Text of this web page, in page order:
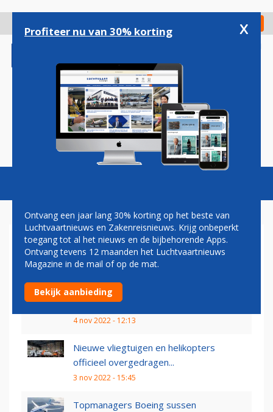
gaan
Check in
Magazine Podcasts Vacatures
ALGEMEEN
PR-momentje: China tekent voor 17
miljard aan Airbus-orders...
4 nov 2022 - 12:13
Nieuwe vliegtuigen en helikopters
officieel overgedragen...
3 nov 2022 - 15:45
Topmanagers Boeing sussen
Profiteer nu van 30% korting x
Ontvang een jaar lang 30% korting op het beste van
Luchtvaartnieuws en Zakenreisnieuws. Krijg onbeperkt
toegang tot al het nieuws en de bijbehorende Apps.
Ontvang tevens 12 maanden het Luchtvaartnieuws
Magazine in de mail of op de mat.
Bekijk aanbieding